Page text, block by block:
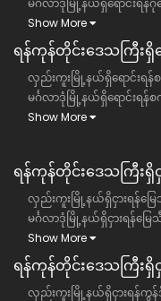
မင်္ဂလာဒုံမြို့နယ်ရှိရောင်းရန်ဂို
Show More
ရန်ကုန်တိုင်းဒေသကြီး​ရှိရ
လှည်းကူးမြို့နယ်ရှိရောင်းရန်စ
မင်္ဂလာဒုံမြို့နယ်ရှိရောင်းရန်စ
Show More
ရန်ကုန်တိုင်းဒေသကြီး​​ရှိငှ
လှည်းကူးမြို့နယ်ရှိငှားရန်မြေ
မင်္ဂလာဒုံမြို့နယ်ရှိငှားရန်မြေ
Show More
ရန်ကုန်တိုင်းဒေသကြီး​​ရှိငှ
လှည်းကူးမြို့နယ်ရှိငှားရန်ကွန်ဒို